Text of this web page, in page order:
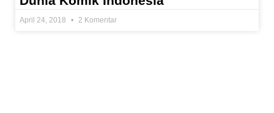
April 24, 2018 2 Komentar